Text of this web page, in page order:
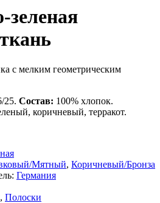
зеленая
с мелким геометрическим
25. Состав: 100% хлопок.
коричневый, терракот.
Мятный, Коричневый/Бронза
Германия
, Полоски